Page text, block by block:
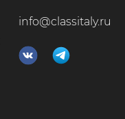
info@classitaly.ru